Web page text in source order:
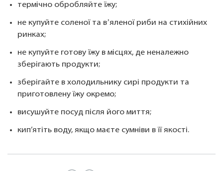
термічно обробляйте їжу;
не купуйте соленої та вʼяленої риби на стихійних
ринках;
не купуйте готову їжу в місцях, де неналежно
зберігають продукти;
зберігайте в холодильнику сирі продукти та
приготовлену їжу окремо;
висушуйте посуд після його миття;
кип’ятіть воду, якщо маєте сумніви в її якості.